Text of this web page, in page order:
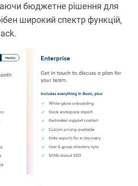
бюджетне рішення для
широкий спектр функцій,